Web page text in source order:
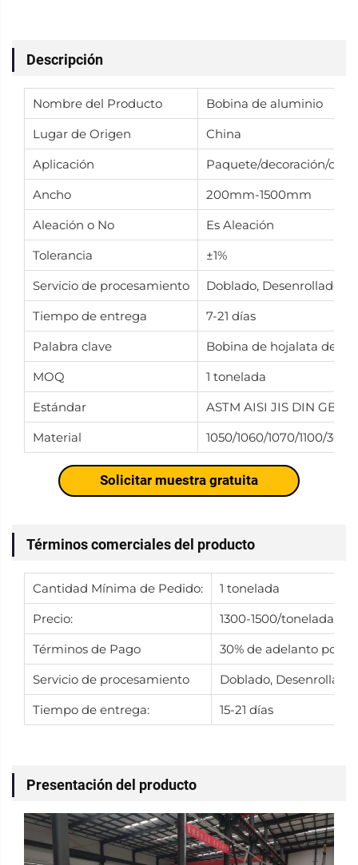
Descripción
Nombre del Producto
Bobina de aluminio
Lugar de Origen
China
Aplicación
Paquete/decoración/
Ancho
200mm-1500mm
Aleación o No
Es Aleación
Tolerancia
±1%
Servicio de procesamiento
Doblado, Desenrollado,
Tiempo de entrega
7-21 días
Palabra clave
Bobina de hojalata de
MOQ
1 tonelada
Estándar
ASTM AISI JIS DIN GB
Material
1050/1060/1070/1100/
Solicitar muestra gratuita
Términos comerciales del producto
Cantidad Mínima de Pedido:
1 tonelada
Precio:
1300-1500/tonelada
Términos de Pago
30% de adelanto por T/
Servicio de procesamiento
Doblado,
Tiempo de entrega:
15-21 días
Presentación del producto